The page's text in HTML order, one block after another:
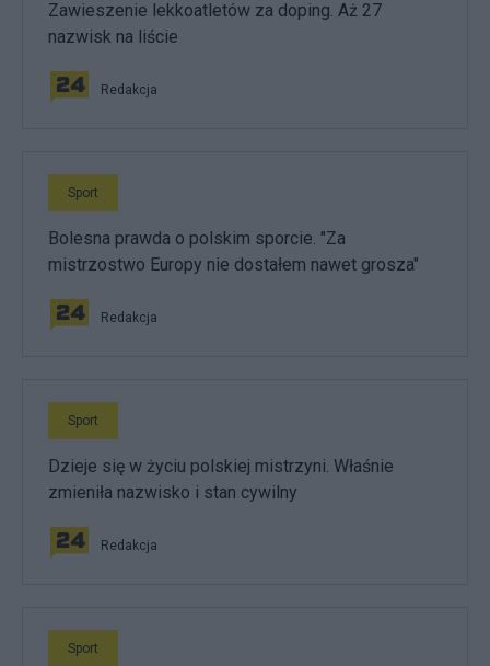
Zawieszenie lekkoatletów za doping. Aż 27
nazwisk na liście
Redakcja
Sport
Bolesna prawda o polskim sporcie. "Za
mistrzostwo Europy nie dostałem nawet grosza"
Redakcja
Sport
Dzieje się w życiu polskiej mistrzyni. Właśnie
zmieniła nazwisko i stan cywilny
Redakcja
Sport